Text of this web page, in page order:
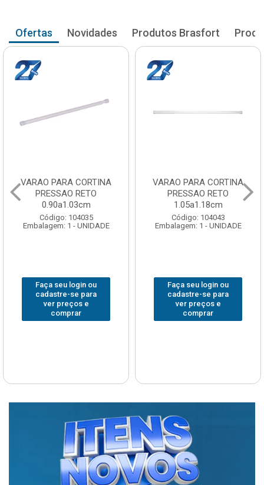
Ofertas Novidades Produtos Brasfort
VARAO PARA CORTINA
PRESSAO RETO
0.90a1.03cm
Código: 104035
Embalagem: 1 - UNIDADE
Faça seu login ou
cadastre-se para
ver preços e
comprar
VARAO PARA CORTINA
PRESSAO RETO
1.05a1.18cm
Código: 104043
Embalagem: 1 - UNIDADE
Faça seu login ou
cadastre-se para
ver preços e
comprar